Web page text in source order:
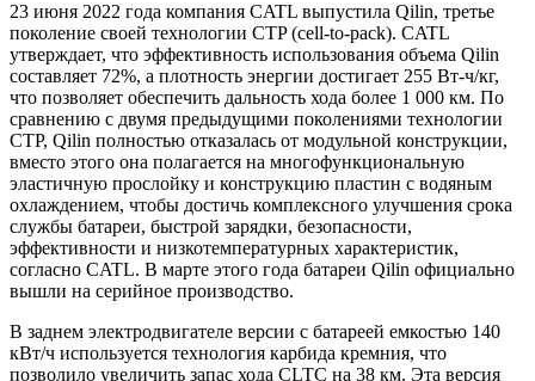
23 июня 2022 года компания CATL выпустила Qilin, третье
поколение своей технологии CTP (cell-to-pack). CATL
утверждает, что эффективность использования объема Qilin
составляет 72%, а плотность энергии достигает 255 Вт-ч/кг,
что позволяет обеспечить дальность хода более 1 000 км. По
сравнению с двумя предыдущими поколениями технологии
CTP, Qilin полностью отказалась от модульной конструкции,
вместо этого она полагается на многофункциональную
эластичную прослойку и конструкцию пластин с водяным
охлаждением, чтобы достичь комплексного улучшения срока
службы батареи, быстрой зарядки, безопасности,
эффективности и низкотемпературных характеристик,
согласно CATL. В марте этого года батареи Qilin официально
вышли на серийное производство.
В заднем электродвигателе версии с батареей емкостью 140
кВт/ч используется технология карбида кремния, что
позволило увеличить запас хода CLTC на 38 км. Эта версия